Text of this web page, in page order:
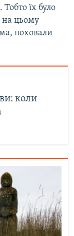
їх було
на цьому
поховали
коли